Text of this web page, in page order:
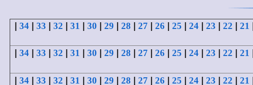
21
|
22
|
23
|
24
|
25
|
26
|
27
|
28
|
29
|
30
|
31
|
32
|
33
|
34
|
21
|
22
|
23
|
24
|
25
|
26
|
27
|
28
|
29
|
30
|
31
|
32
|
33
|
34
|
21
|
22
|
23
|
24
|
25
|
26
|
27
|
28
|
29
|
30
|
31
|
32
|
33
|
34
|